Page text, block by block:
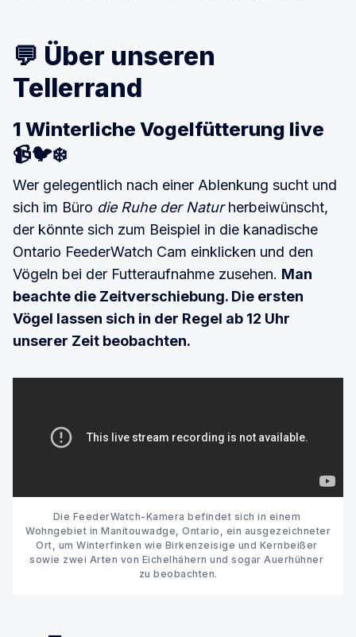
💬 Über unseren
Tellerrand
1 Winterliche Vogelfütterung live
📹🐦❄️
Wer gelegentlich nach einer Ablenkung sucht und
sich im Büro die Ruhe der Naturherbeiwünscht,
der könnte sich zum Beispiel in die kanadische
Ontario FeederWatch Cam einklicken und den
Vögeln bei der Futteraufnahme zusehen. Man
beachte die Zeitverschiebung. Die ersten
Vögel lassen sich in der Regel ab 12 Uhr
unserer Zeit beobachten.
Die FeederWatch-Kamera befindet sich in einem
Wohngebiet in Manitouwadge, Ontario, ein ausgezeichneter
Ort, um Winterfinken wie Birkenzeisige und Kernbeißer
sowie zwei Arten von Eichelhähern und sogar Auerhühner
zu beobachten.